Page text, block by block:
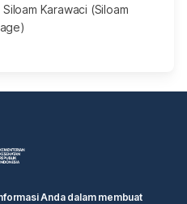
Siloam Karawaci (Siloam
Anda dalam membuat